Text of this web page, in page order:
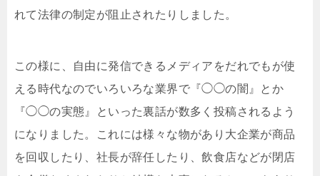
れて法律の制定が阻止されたりしました。
この様に、自由に発信できるメディアをだれでもが使
える時代なのでいろいろな業界で『◯◯の闇』とか
『◯◯の実態』といった裏話が数多く投稿されるよう
になりました。これには様々な物があり大企業が商品
を回収したり、社長が辞任したり、飲食店などが閉店